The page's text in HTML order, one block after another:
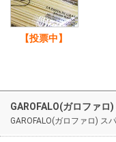
【投票中】
GAROFALO(ガロファ
GAROFALO(ガロファロ) ス